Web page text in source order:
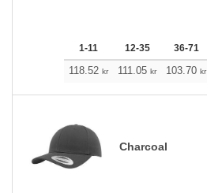
1-11 12-35 36-71
118.52 kr 111.05 kr 103.70 kr
Charcoal